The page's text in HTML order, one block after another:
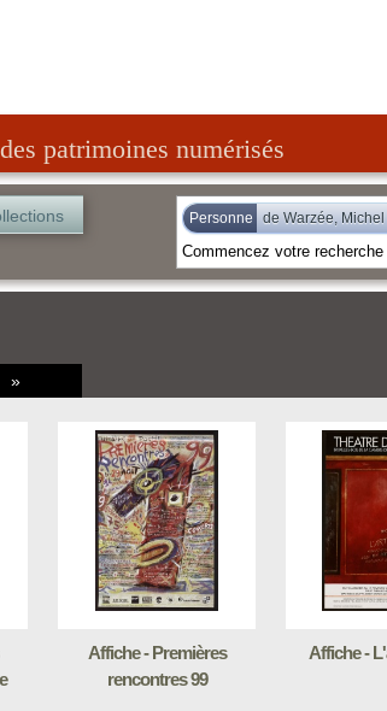
patrimoines numérisés
Personne de Warzée, Michel
»
Affiche - Premières
rencontres 99
Affiche -